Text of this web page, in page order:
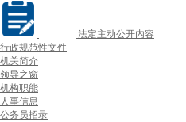
法定主动公开内容
行政规范性文件
机关简介
领导之窗
机构职能
人事信息
公务员招录